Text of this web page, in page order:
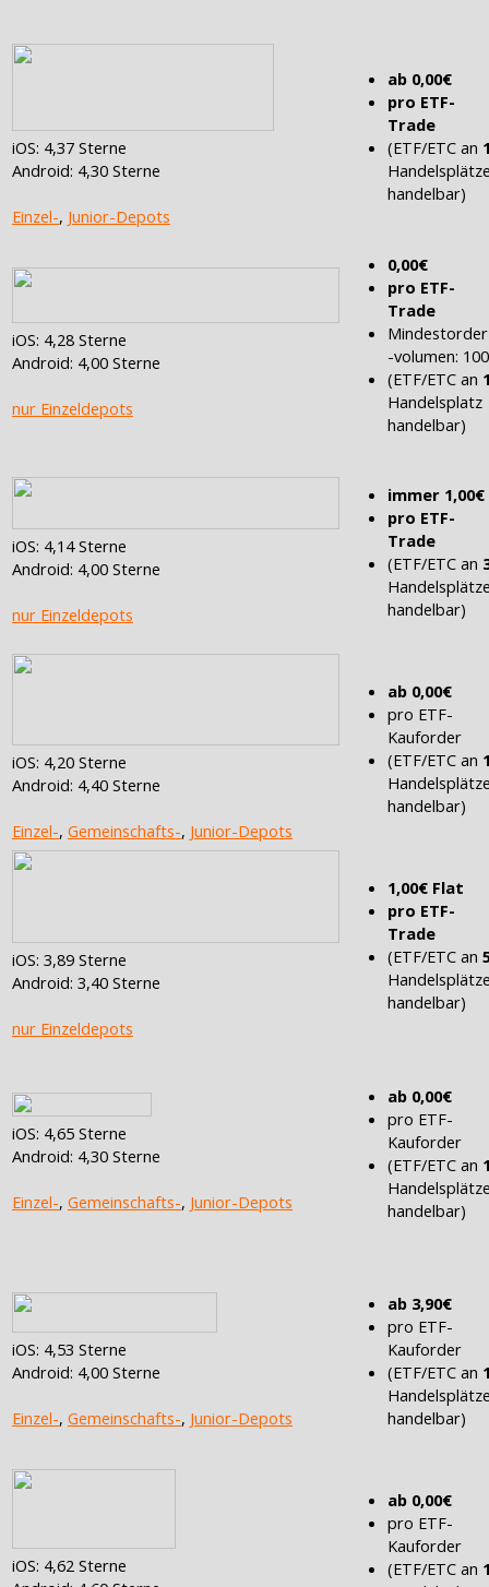
iOS: 4,37 Sterne
Android: 4,30 Sterne
Einzel-, Junior-Depots
ab 0,00€
pro ETF-
Trade
(ETF/ETC an
handelbar)
iOS: 4,28 Sterne
Android: 4,00 Sterne
nur Einzeldepots
0,00€
pro ETF-
Trade
Mindestorder
-volumen:
(ETF/ETC an
Handelsplatz
handelbar)
iOS: 4,14 Sterne
Android: 4,00 Sterne
nur Einzeldepots
immer 1,00€
pro ETF-
Trade
(ETF/ETC an
handelbar)
iOS: 4,20 Sterne
Android: 4,40 Sterne
Einzel-, Gemeinschafts-, Junior-Depots
ab 0,00€
pro ETF-
Kauforder
(ETF/ETC an
handelbar)
iOS: 3,89 Sterne
Android: 3,40 Sterne
nur Einzeldepots
1,00€ Flat
pro ETF-
Trade
(ETF/ETC an
handelbar)
iOS: 4,65 Sterne
Android: 4,30 Sterne
Einzel-, Gemeinschafts-, Junior-Depots
ab 0,00€
pro ETF-
Kauforder
(ETF/ETC an
handelbar)
iOS: 4,53 Sterne
Android: 4,00 Sterne
Einzel-, Gemeinschafts-, Junior-Depots
ab 3,90€
pro ETF-
Kauforder
(ETF/ETC an
handelbar)
iOS: 4,62 Sterne
ab 0,00€
pro ETF-
Kauforder
(ETF/ETC an